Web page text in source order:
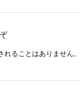
れることはありません。